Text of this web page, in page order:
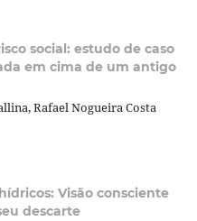
social: estudo de caso
em cima de um antigo
Rafael Nogueira Costa
Visão consciente
descarte